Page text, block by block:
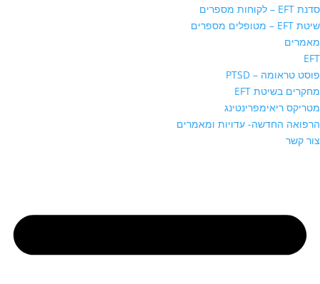
סדנת EFT – לקוחות מספרים
שיטת EFT – מטופלים מספרים
מאמרים
EFT
פוסט טראומה – PTSD
מחקרים בשיטת EFT
מטריקס ריאימפרינטינג
הרפואה החדשה- עדויות ומאמרים
צור קשר